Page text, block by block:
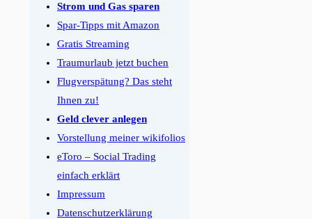
einzuklappen
Strom und Gas sparen
Spar-Tipps mit Amazon
Gratis Streaming
Traumurlaub jetzt buchen
Flugverspätung? Das steht
Ihnen zu!
Geld clever anlegen
Vorstellung meiner wikifolios
eToro – Social Trading
einfach erklärt
Impressum
Datenschutzerklärung